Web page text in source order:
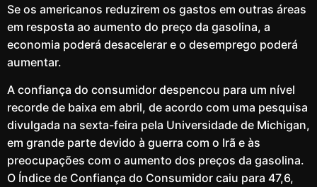
Se os americanos reduzirem os gastos em outras áreas
em resposta ao aumento do preço da gasolina, a
economia poderá desacelerar e o desemprego poderá
aumentar.
A confiança do consumidor despencou para um nível
recorde de baixa em abril, de acordo com uma pesquisa
divulgada na sexta-feira pela Universidade de Michigan,
em grande parte devido à guerra com o Irã e às
preocupações com o aumento dos preços da gasolina.
O Índice de Confiança do Consumidor caiu para 47,6,